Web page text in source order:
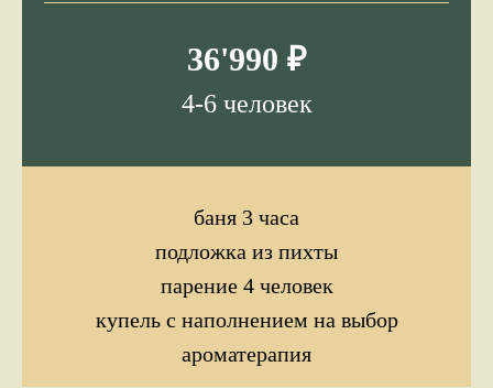
36'990 ₽
4-6 человек
баня 3 часа
подложка из пихты
парение 4 человек
купель с наполнением на выбор
ароматерапия